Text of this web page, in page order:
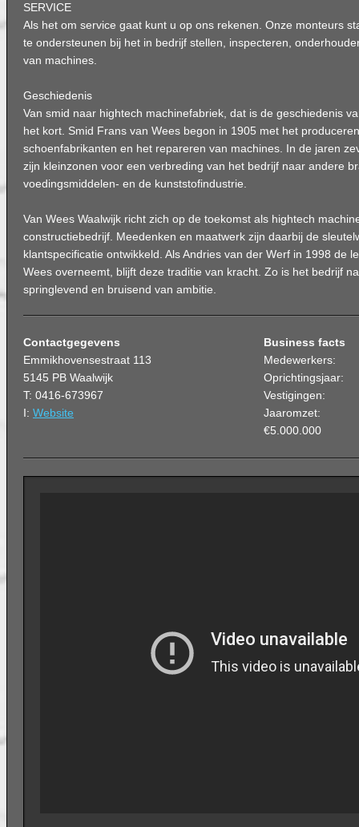
SERVICE
Als het om service gaat kunt u op ons rekenen. Onze monteurs
te ondersteunen bij het in bedrijf stellen, inspecteren,
van machines.
Geschiedenis
Van smid naar hightech machinefabriek, dat is de geschiedenis
het kort. Smid Frans van Wees begon in 1905 met het
schoenfabrikanten en het repareren van machines. In de jaren
zijn kleinzonen voor een verbreding van het bedrijf naar andere
voedingsmiddelen- en de kunststofindustrie.
Van Wees Waalwijk richt zich op de toekomst als hightech
constructiebedrijf. Meedenken en maatwerk zijn daarbij de
klantspecificatie ontwikkeld. Als Andries van der Werf in 1998 de
Wees overneemt, blijft deze traditie van kracht. Zo is het bedrijf
springlevend en bruisend van ambitie.
Contactgegevens
Emmikhovensestraat 113
5145 PB Waalwijk
T: 0416-673967
I: Website
Business facts
Medewerkers:
Oprichtingsjaar:
Vestigingen:
Jaaromzet:
€5.000.000